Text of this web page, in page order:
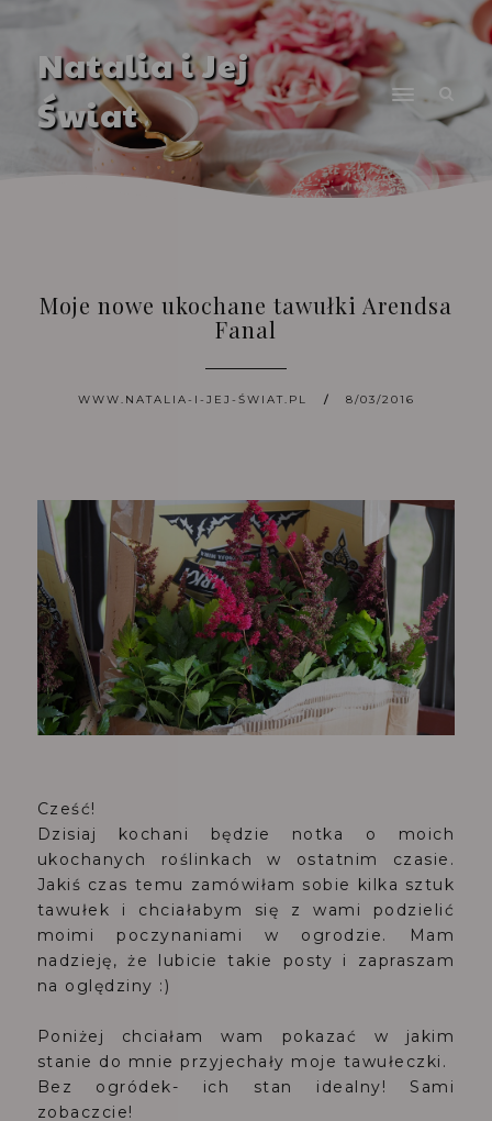
Natalia i Jej
Świat
Moje nowe ukochane tawułki Arendsa
Fanal
WWW.NATALIA-I-JEJ-ŚWIAT.PL 8/03/2016
Cześć!
Dzisiaj kochani będzie notka o moich
ukochanych roślinkach w ostatnim czasie.
Jakiś czas temu zamówiłam sobie kilka sztuk
tawułek i chciałabym się z wami podzielić
moimi poczynaniami w ogrodzie. Mam
nadzieję, że lubicie takie posty i zapraszam
na oględziny :)
Poniżej chciałam wam pokazać w jakim
stanie do mnie przyjechały moje tawułeczki.
Bez ogródek- ich stan idealny! Sami
zobaczcie!